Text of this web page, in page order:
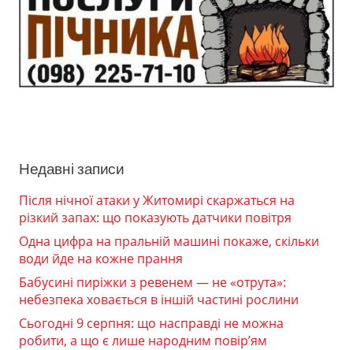
Недавні записи
Після нічної атаки у Житомирі скаржаться на
різкий запах: що показують датчики повітря
Одна цифра на пральній машині покаже, скільки
води йде на кожне прання
Бабусині пиріжки з ревенем — не «отрута»:
небезпека ховається в іншій частині рослини
Сьогодні 9 серпня: що насправді не можна
робити, а що є лише народним повір’ям